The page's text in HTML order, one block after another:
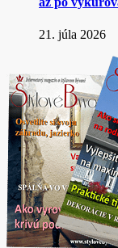
21. júla 2026